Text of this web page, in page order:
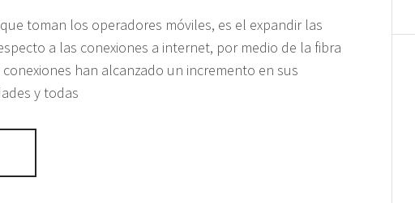
toman los operadores móviles, es el expandir las
a las conexiones a internet, por medio de la fibra
han alcanzado un incremento en sus
y todas